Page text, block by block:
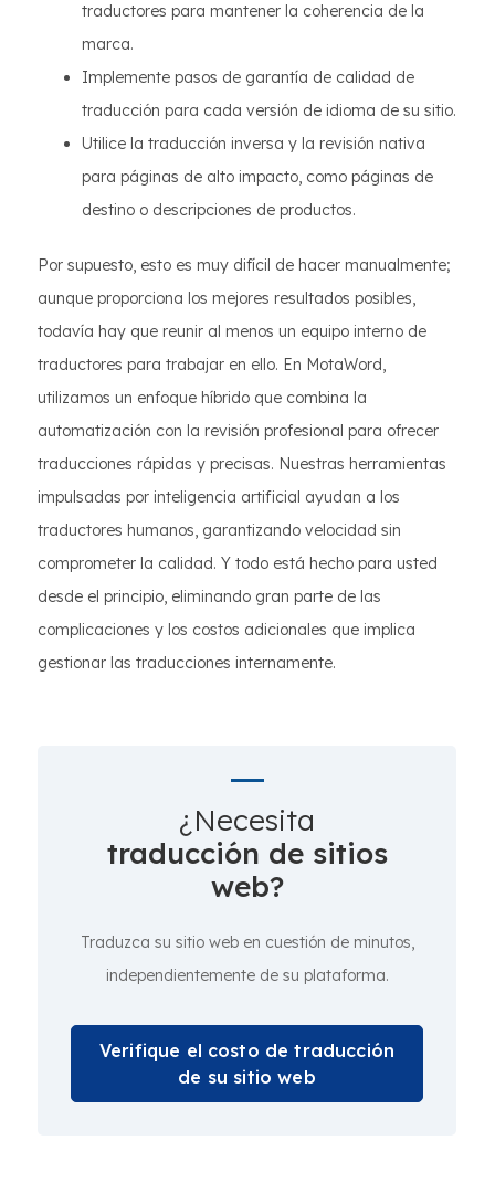
traductores para mantener la coherencia de la
marca.
Implemente pasos de garantía de calidad de
traducción para cada versión de idioma de su sitio.
Utilice la traducción inversa y la revisión nativa
para páginas de alto impacto, como páginas de
destino o descripciones de productos.
Por supuesto, esto es muy difícil de hacer manualmente;
aunque proporciona los mejores resultados posibles,
todavía hay que reunir al menos un equipo interno de
traductores para trabajar en ello. En MotaWord,
utilizamos un enfoque híbrido que combina la
automatización con la revisión profesional para ofrecer
traducciones rápidas y precisas. Nuestras herramientas
impulsadas por inteligencia artificial ayudan a los
traductores humanos, garantizando velocidad sin
comprometer la calidad. Y todo está hecho para usted
desde el principio, eliminando gran parte de las
complicaciones y los costos adicionales que implica
gestionar las traducciones internamente.
¿Necesita
traducción de sitios
web?
Traduzca su sitio web en cuestión de minutos,
independientemente de su plataforma.
Verifique el costo de traducción
de su sitio web